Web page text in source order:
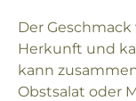
Der
Herkunft und
kann
Obstsalat oder